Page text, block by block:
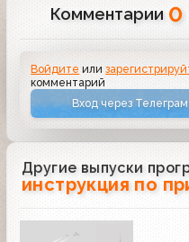
Комментарии 0
Войдите или
комментарий
Вход через Телеграм
Другие выпуски
инструкция по